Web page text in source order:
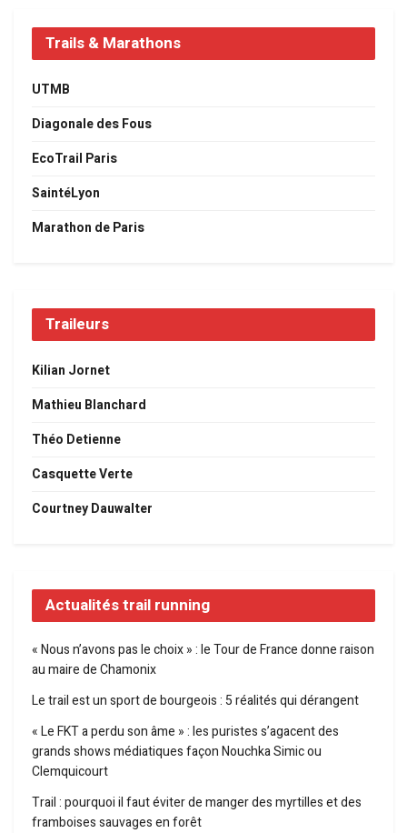
Trails & Marathons
UTMB
Diagonale des Fous
EcoTrail Paris
SaintéLyon
Marathon de Paris
Traileurs
Kilian Jornet
Mathieu Blanchard
Théo Detienne
Casquette Verte
Courtney Dauwalter
Actualités trail running
« Nous n’avons pas le choix » : le Tour de France donne raison
au maire de Chamonix
Le trail est un sport de bourgeois : 5 réalités qui dérangent
« Le FKT a perdu son âme » : les puristes s’agacent des
grands shows médiatiques façon Nouchka Simic ou
Clemquicourt
Trail : pourquoi il faut éviter de manger des myrtilles et des
framboises sauvages en forêt